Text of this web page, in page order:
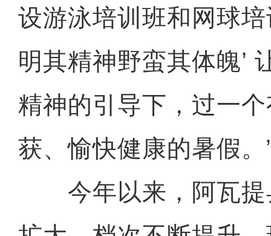
设游泳培训班和网球
明其精神野蛮其体魄’
精神的引导下，过一
获、愉快健康的暑假。
今年以来，阿瓦提